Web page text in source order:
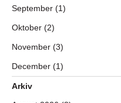
September (1)
Oktober (2)
November (3)
December (1)
Arkiv